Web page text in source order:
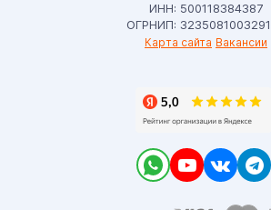
ИНН: 500118384387
ОГРНИП:
Карта сайта Вакансии